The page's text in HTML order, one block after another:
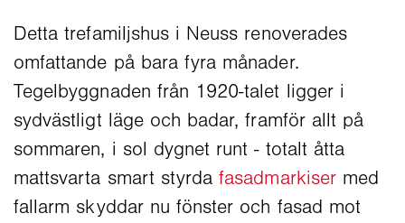
Detta trefamiljshus i Neuss renoverades
omfattande på bara fyra månader.
Tegelbyggnaden från 1920-talet ligger i
sydvästligt läge och badar, framför allt på
sommaren, i sol dygnet runt - totalt åtta
mattsvarta smart styrdafasadmarkisermed
fallarm skyddar nu fönster och fasad mot